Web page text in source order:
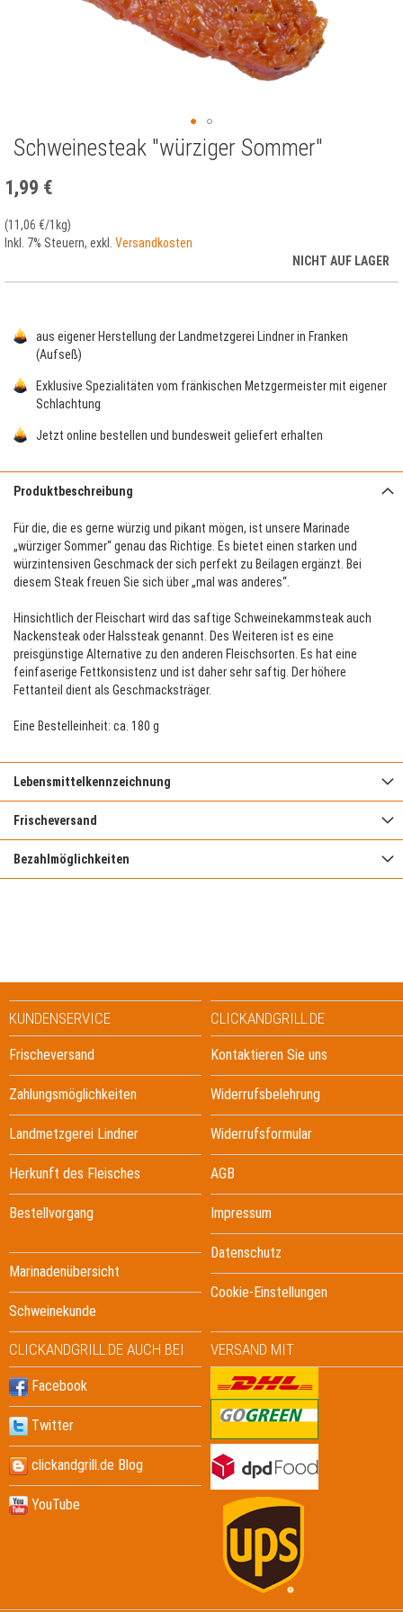
Zum
der
Bildergalerie
Schweinesteak "würziger Sommer"
1,99 €
(11,06 €/1kg)
Inkl. 7% Steuern, exkl. Versandkosten
NICHT AUF LAGER
aus eigener Herstellung der Landmetzgerei Lindner in Franken
(Aufseß)
Exklusive Spezialitäten vom fränkischen Metzgermeister mit eigener
Schlachtung
Jetzt online bestellen und bundesweit geliefert erhalten
Produktbeschreibung
Für die, die es gerne würzig und pikant mögen, ist unsere Marinade
„würziger Sommer“ genau das Richtige. Es bietet einen starken und
würzintensiven Geschmack der sich perfekt zu Beilagen ergänzt. Bei
diesem Steak freuen Sie sich über „mal was anderes“.
Hinsichtlich der Fleischart wird das saftige Schweinekammsteak auch
Nackensteak oder Halssteak genannt. Des Weiteren ist es eine
preisgünstige Alternative zu den anderen Fleischsorten. Es hat eine
feinfaserige Fettkonsistenz und ist daher sehr saftig. Der höhere
Fettanteil dient als Geschmacksträger.
Eine Bestelleinheit: ca. 180 g
Lebensmittelkennzeichnung
Frischeversand
Bezahlmöglichkeiten
KUNDENSERVICE
Frischeversand
Zahlungsmöglichkeiten
Landmetzgerei Lindner
Herkunft des Fleisches
Bestellvorgang
Marinadenübersicht
Schweinekunde
CLICKANDGRILL.DE
Kontaktieren Sie uns
Widerrufsbelehrung
Widerrufsformular
AGB
Impressum
Datenschutz
Cookie-Einstellungen
CLICKANDGRILL.DE AUCH BEI
Facebook
Twitter
clickandgrill.de Blog
YouTube
VERSAND MIT